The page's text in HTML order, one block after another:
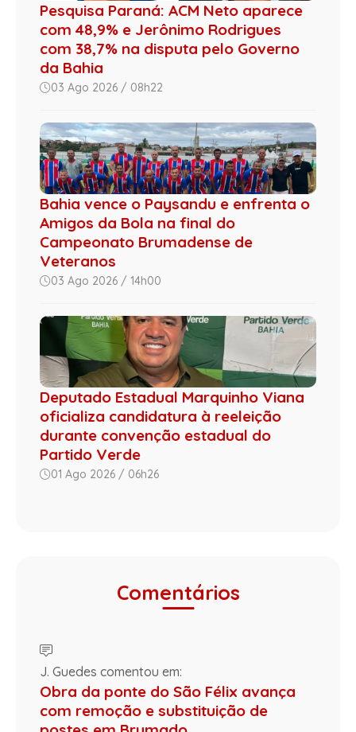
Pesquisa Paraná: ACM Neto aparece
com 48,9% e Jerônimo Rodrigues
com 38,7% na disputa pelo Governo
da Bahia
03 Ago 2026 / 08h22
Bahia vence o Paysandu e enfrenta o
Amigos da Bola na final do
Campeonato Brumadense de
Veteranos
03 Ago 2026 / 14h00
Deputado Estadual Marquinho Viana
oficializa candidatura à reeleição
durante convenção estadual do
Partido Verde
01 Ago 2026 / 06h26
Comentários
J. Guedes comentou em:
Obra da ponte do São Félix avança
com remoção e substituição de